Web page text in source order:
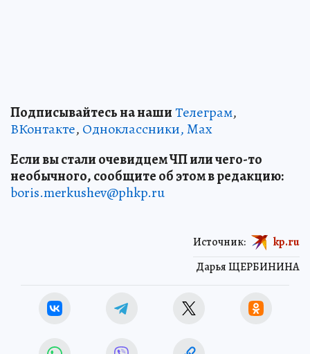
Подписывайтесь на нашиТелеграм,
ВКонтакте, Одноклассники,Max
Если вы стали очевидцем ЧП или чего-то
необычного, сообщите об этом в редакцию:
boris.merkushev@phkp.ru
Дарья ЩЕРБИНИНА
Источник: kp.ru